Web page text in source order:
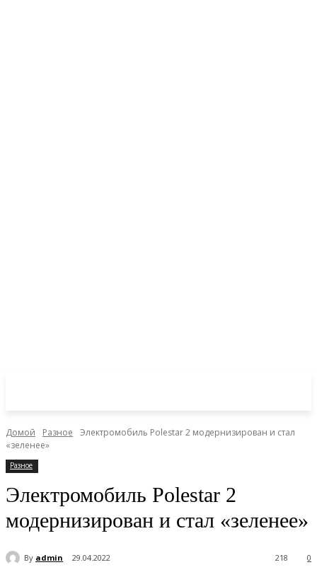
Домой Разное
Электромобиль Polestar 2 модернизирован и стал
«зеленее»
Разное
Электромобиль Polestar 2
модернизирован и стал «зеленее»
By admin 29.04.2022 0
218